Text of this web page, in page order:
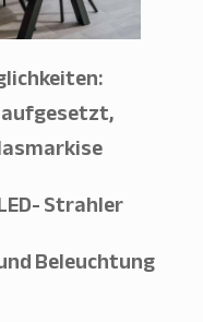
Strahler
Beleuchtung